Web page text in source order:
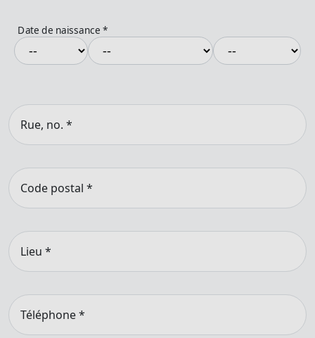
Date de naissance*
Rue, no. *
Code postal *
Lieu *
Téléphone*